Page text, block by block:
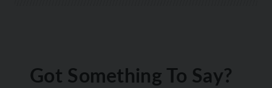
Got Something To Say?